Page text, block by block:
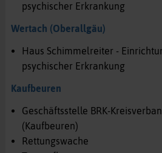
psychischer Erkrankung
Wertach (Oberallgäu)
Haus Schimmelreiter -
psychischer Erkrankung
Kaufbeuren
Geschäftsstelle BRK-
(Kaufbeuren)
Rettungswache